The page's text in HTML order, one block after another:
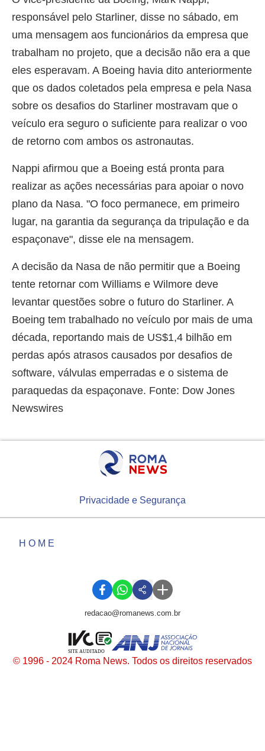
responsável pelo Starliner, disse no sábado, em
uma mensagem aos funcionários da empresa que
trabalham no projeto, que a decisão não era a que
eles esperavam. A Boeing havia dito anteriormente
que os dados coletados pela empresa e pela Nasa
sobre os desafios do Starliner mostravam que o
veículo era seguro o suficiente para realizar o voo
de retorno com ambos os astronautas.
Nappi afirmou que a Boeing está pronta para
realizar as ações necessárias para apoiar o novo
plano da Nasa. "O foco permanece, em primeiro
lugar, na garantia da segurança da tripulação e da
espaçonave", disse ele na mensagem.
A decisão da Nasa de não permitir que a Boeing
tente retornar com Williams e Wilmore deve
levantar questões sobre o futuro do Starliner. A
Boeing tem trabalhado no veículo por mais de uma
década, reportando mais de US$1,4 bilhão em
perdas após atrasos causados por desafios de
software, válvulas emperradas e o sistema de
paraquedas da espaçonave. Fonte: Dow Jones
Newswires
Privacidade e Segurança
HOME
redacao@romanews.com.br
© 1996 - 2024 Roma News. Todos os direitos reservados
SITE AUDITADO